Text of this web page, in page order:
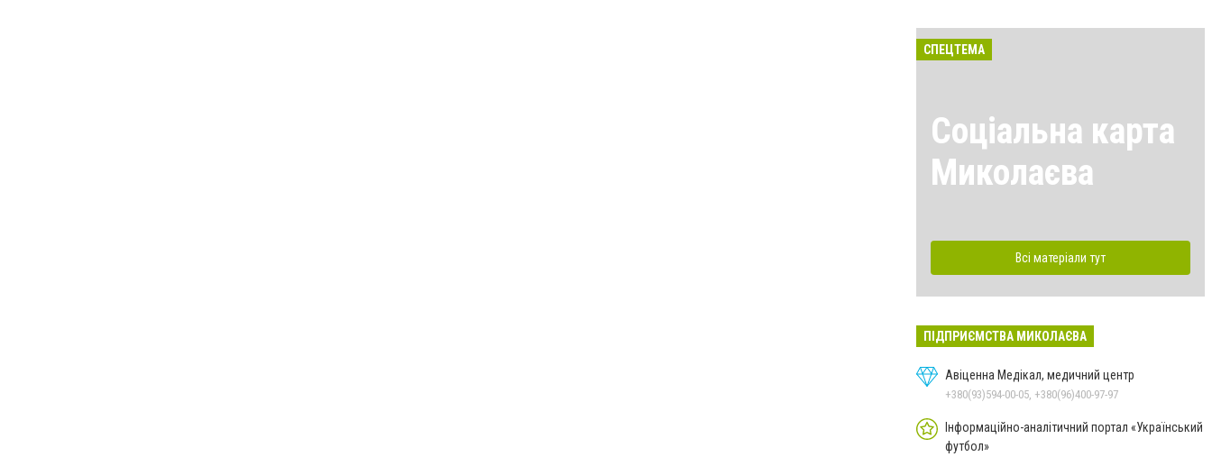
СПЕЦТЕМА
Соціальна карта
Миколаєва
Всі матеріали тут
ПІДПРИЄМСТВА МИКОЛАЄВА
Авіценна Медікал, медичний центр
+380(93)594-00-05, +380(96)400-97-97
Інформаційно-аналітичний портал «Український
футбол»